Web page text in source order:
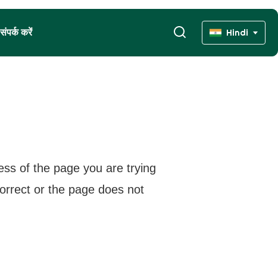
करें Hindi
of the page you are trying
or the page does not